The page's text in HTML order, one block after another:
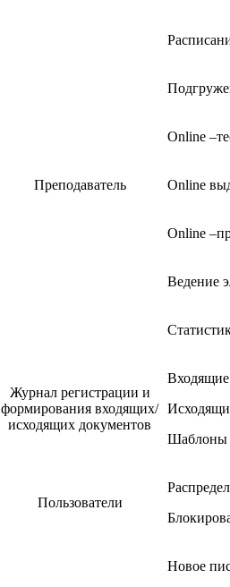
Преподаватель
Online
Online
Online
Ведение
Журнал регистрации и
формирования входящих/
исходящих документов
Входящие
Шаблоны
Пользователи
Новое